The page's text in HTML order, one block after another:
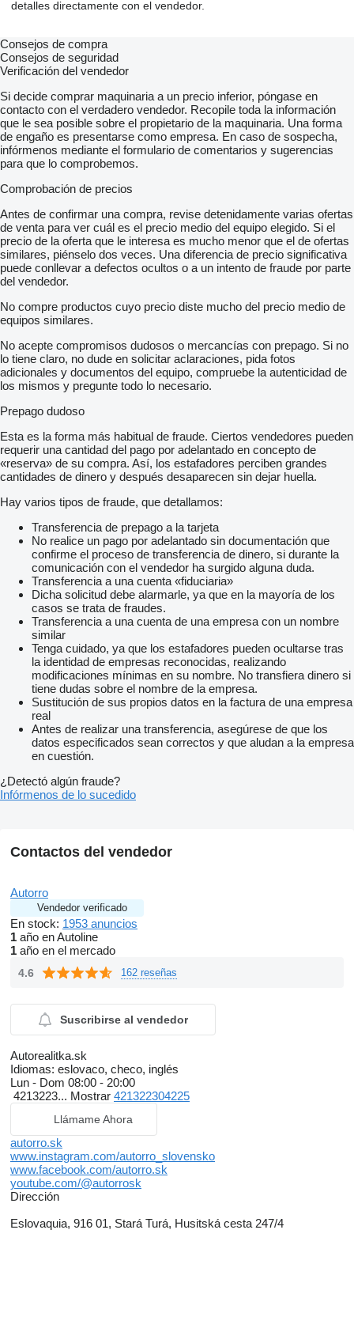
Bezkľúčové štartovanie
Android Auto
Welcome light
Virtuálny kokpit
Radenie pod volantom
Strešný nosič
Ťažné zariadenie
Kožený interiér
Dažďový senzor
Svetelný senzor
Sezónne prezutie
Stop and Start systém
Parkovacia kamera
Bezkľúčové otváranie dverí
El. otváranie kufra
El. zatváranie kufra
Bluetooth
LED denné svietenie
LED svetlomety
Bezdotykové otváranie kufra
Ambientné osvetlenie
Adaptívny podvozok
Odo-pass
Asistent jazdných pruhov
Asistent rozjazdu do kopca
Kontrola mŕtveho uhla
Možný úver
Komisionálny predaj – vozidlo kupujete priamo od majiteľa.
Vozidlo pravidelne servisované a riadne udržiavané. Pri 185
000km vymenená komplet rozvodová sada a žhaviče
pri 205 000km posledná výmena motorového oleja a filtrov
olej v haldexe a nová batéria
Škoda Kodiaq vo verzii Laurin & Klement ponúka veľmi tichú a
pohodlnú jazdu
ideálnu na dlhé trasy aj každodenné používanie. Interiér je
spracovaný z kvalitných materiálov a doplnený o moderné
prvky
ktoré zvyšujú celkový pocit luxusu. Vďaka silným a úsporným
motorom spája výkon s rozumnou spotrebou paliva
Vozidlo prešlo kontrolou poisťovacích záznamov
exekučných záznamov
kontrolou merania laku a dokladov. Skontrolované aj
prostredníctvom registra prevádzkových záznamov vozidiel.
Ponúkame možnosť výhodného financovania na mesačné
splátky
takže si svoje nové vozidlo môžete využívať hneď
bez náhradných čakaní s ako od 0 % a splátkami až na 96. Ak
už máte vlastné auto
nemusíte riešiť jeho predaj – vezmeme si ho od vás priamo
proti. Stačí
keď s ním prídete k nám
my ho rozhodneme a jeho cenu vám odpočítame z hodnoty
nového vozidla. Vy tak ušetrite čas
starosti aj peniaze a celý proces prebehne a jednoducho –
odchádza rovno do auta bez náhradného vybavovania. Vozidlo
contactos . EČV: AA244IU. EK platná do: 2026-06-10. STK
platná do: 2026-06-10
detalles directamente con el vendedor.
Consejos de compra
Consejos de seguridad
Verificación del vendedor
Si decide comprar maquinaria a un precio inferior, póngase en
contacto con el verdadero vendedor. Recopile toda la información
que le sea posible sobre el propietario de la maquinaria. Una forma
de engaño es presentarse como empresa. En caso de sospecha,
infórmenos mediante el formulario de comentarios y sugerencias
para que lo comprobemos.
Comprobación de precios
Antes de confirmar una compra, revise detenidamente varias ofertas
de venta para ver cuál es el precio medio del equipo elegido. Si el
precio de la oferta que le interesa es mucho menor que el de ofertas
similares, piénselo dos veces. Una diferencia de precio significativa
puede conllevar a defectos ocultos o a un intento de fraude por parte
del vendedor.
No compre productos cuyo precio diste mucho del precio medio de
equipos similares.
No acepte compromisos dudosos o mercancías con prepago. Si no
lo tiene claro, no dude en solicitar aclaraciones, pida fotos
adicionales y documentos del equipo, compruebe la autenticidad de
los mismos y pregunte todo lo necesario.
Prepago dudoso
Esta es la forma más habitual de fraude. Ciertos vendedores pueden
requerir una cantidad del pago por adelantado en concepto de
«reserva» de su compra. Así, los estafadores perciben grandes
cantidades de dinero y después desaparecen sin dejar huella.
Hay varios tipos de fraude, que detallamos:
Transferencia de prepago a la tarjeta
No realice un pago por adelantado sin documentación que
confirme el proceso de transferencia de dinero, si durante la
comunicación con el vendedor ha surgido alguna duda.
Transferencia a una cuenta «fiduciaria»
Dicha solicitud debe alarmarle, ya que en la mayoría de los
casos se trata de fraudes.
Transferencia a una cuenta de una empresa con un nombre
similar
Tenga cuidado, ya que los estafadores pueden ocultarse tras
la identidad de empresas reconocidas, realizando
modificaciones mínimas en su nombre. No transfiera dinero si
tiene dudas sobre el nombre de la empresa.
Sustitución de sus propios datos en la factura de una empresa
real
Antes de realizar una transferencia, asegúrese de que los
datos especificados sean correctos y que aludan a la empresa
en cuestión.
¿Detectó algún fraude?
Infórmenos de lo sucedido
Contactos del vendedor
Autorro
Vendedor verificado
En stock: 1953 anuncios
1 año en Autoline
1 año en el mercado
4.6 162 reseñas
Suscribirse al vendedor
Autorealitka.sk
Idiomas: eslovaco, checo, inglés
Lun - Dom 08:00 - 20:00
4213223... Mostrar 421322304225
Llámame Ahora
autorro.sk
www.instagram.com/autorro_slovensko
www.facebook.com/autorro.sk
youtube.com/@autorrosk
Dirección
Eslovaquia, 916 01, Stará Turá, Husitská cesta 247/4